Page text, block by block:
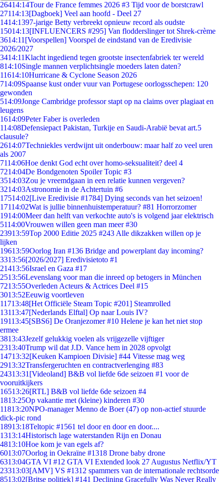
26414:14Tour de France femmes 2026 #3 Tijd voor de borstcrawl
27114:13[Dagboek] Veel aan hoofd - Deel 27
1414:1397-jarige Betty verbreekt opnieuw record als oudste
15014:13[INFLUENCERS #295] Van flodderslinger tot Shrek-crème
3614:11 [Voorspellen] Voorspel de eindstand van de Eredivisie
2026/2027
3414:11Klacht ingediend tegen grootste insectenfabriek ter wereld
814:10Single mannen verplichtsingle moeders laten daten?
11614:10Hurricane & Cyclone Season 2026
714:09Spaanse kust onder vuur van Portugese oorlogsschepen: 120
gewonden
514:09Jonge Cambridge professor stapt op na claims over plagiaat en
leugens
1614:09Peter Faber is overleden
114:08Defensiepact Pakistan, Turkije en Saudi-Arabië bevat art.5
clausule?
2614:07Techniekles verdwijnt uit onderbouw: maar half zo veel uren
als 2007
7114:06Hoe denkt God echt over homo-seksualiteit? deel 4
7214:04De Bondgenoten Spoiler Topic #3
3514:03Zou je vreemdgaan in een relatie kunnen vergeven?
3214:03Astronomie in de Achtertuin #6
17514:02[Live Eredivisie #1784] Dying seconds van het seizoen!
17114:02Wat is jullie binnenhuistemperatuur? #81 Horrorzomer
1914:00Meer dan helft van verkochte auto's is volgend jaar elektrisch
5114:00Vrouwen willen geen man meer #30
23913:59Top 2000 Editie 2025 #243 Alle dikzakken willen op je
lijken
19613:59Oorlog Iran #136 Bridge and powerplant day incoming?
3313:56[2026/2027] Eredivisietoto #1
21413:56Israel en Gaza #17
2513:56Levenslang voor man die inreed op betogers in München
7213:55Overleden Acteurs & Actrices Deel #15
3013:52Eeuwig voortleven
11713:48[Het Officiële Steam Topic #201] Steamrolled
13113:47[Nederlands Elftal] Op naar Louis IV?
19113:45[SBS6] De Oranjezomer #10 Helene je kan het niet stop
ermee
3813:43Jezelf gelukkig voelen als vrijgezelle vijftiger
2313:40Trump wil dat J.D. Vance hem in 2028 opvolgt
14713:32[Keuken Kampioen Divisie] #44 Vitesse mag weg
2913:32Transfergeruchten en contractverlenging #83
24313:31 [Videoland] B&B vol liefde 6de seizoen #1 voor de
vooruitkijkers
16513:26[RTL] B&B vol liefde 6de seizoen #4
1813:25Op vakantie met (kleine) kinderen #30
11813:20NPO-manager Menno de Boer (47) op non-actief stuurde
dick-pic rond
18913:18Teltopic #1561 tel door en door en door....
1313:14Historisch lage waterstanden Rijn en Donau
4813:10Hoe kom je van egels af?
6013:07Oorlog in Oekraïne #1318 Drone baby drone
6313:04GTA VI #12 GTA VI Extended look 27 Augustus Netflix/YT
23313:03[AMV] VS #1312 spammers van de internationale rechtsorde
8513:02[Britse politiek] #141 Declining Gracefully Was Never Really